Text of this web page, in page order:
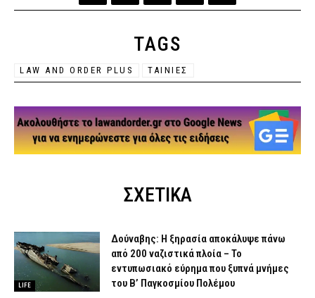
TAGS
LAW AND ORDER PLUS ΤΑΙΝΙΕΣ
ΣΧΕΤΙΚΑ
LIFE
Δούναβης: Η ξηρασία αποκάλυψε πάνω
από 200 ναζιστικά πλοία – Το
εντυπωσιακό εύρημα που ξυπνά μνήμες
του Β’ Παγκοσμίου Πολέμου